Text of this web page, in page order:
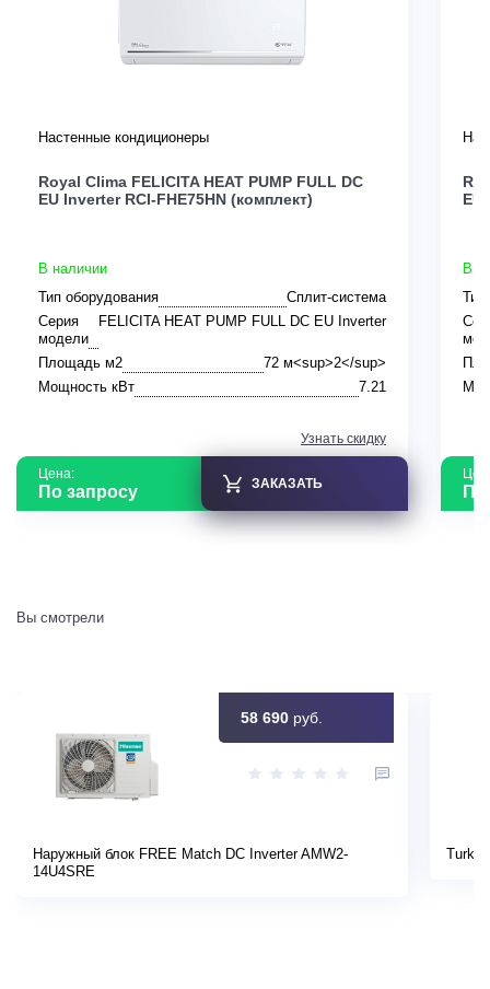
Настенные кондиционеры
Royal Clima FELICITA HEAT PUMP FULL DC
EU Inverter RCI-FHE75HN (комплект)
В наличии
Тип оборудования
Сплит-система
Серия
модели
FELICITA HEAT PUMP FULL DC EU Inverter
Площадь м2
72 м<sup>2</sup>
Мощность кВт
7.21
Узнать скидку
Цена:
По запросу ЗАКАЗАТЬ
EU
В
Тип
По
Вы смотрели
58 690 руб.
Наружный блок FREE Match DC Inverter AMW2-
14U4SRE